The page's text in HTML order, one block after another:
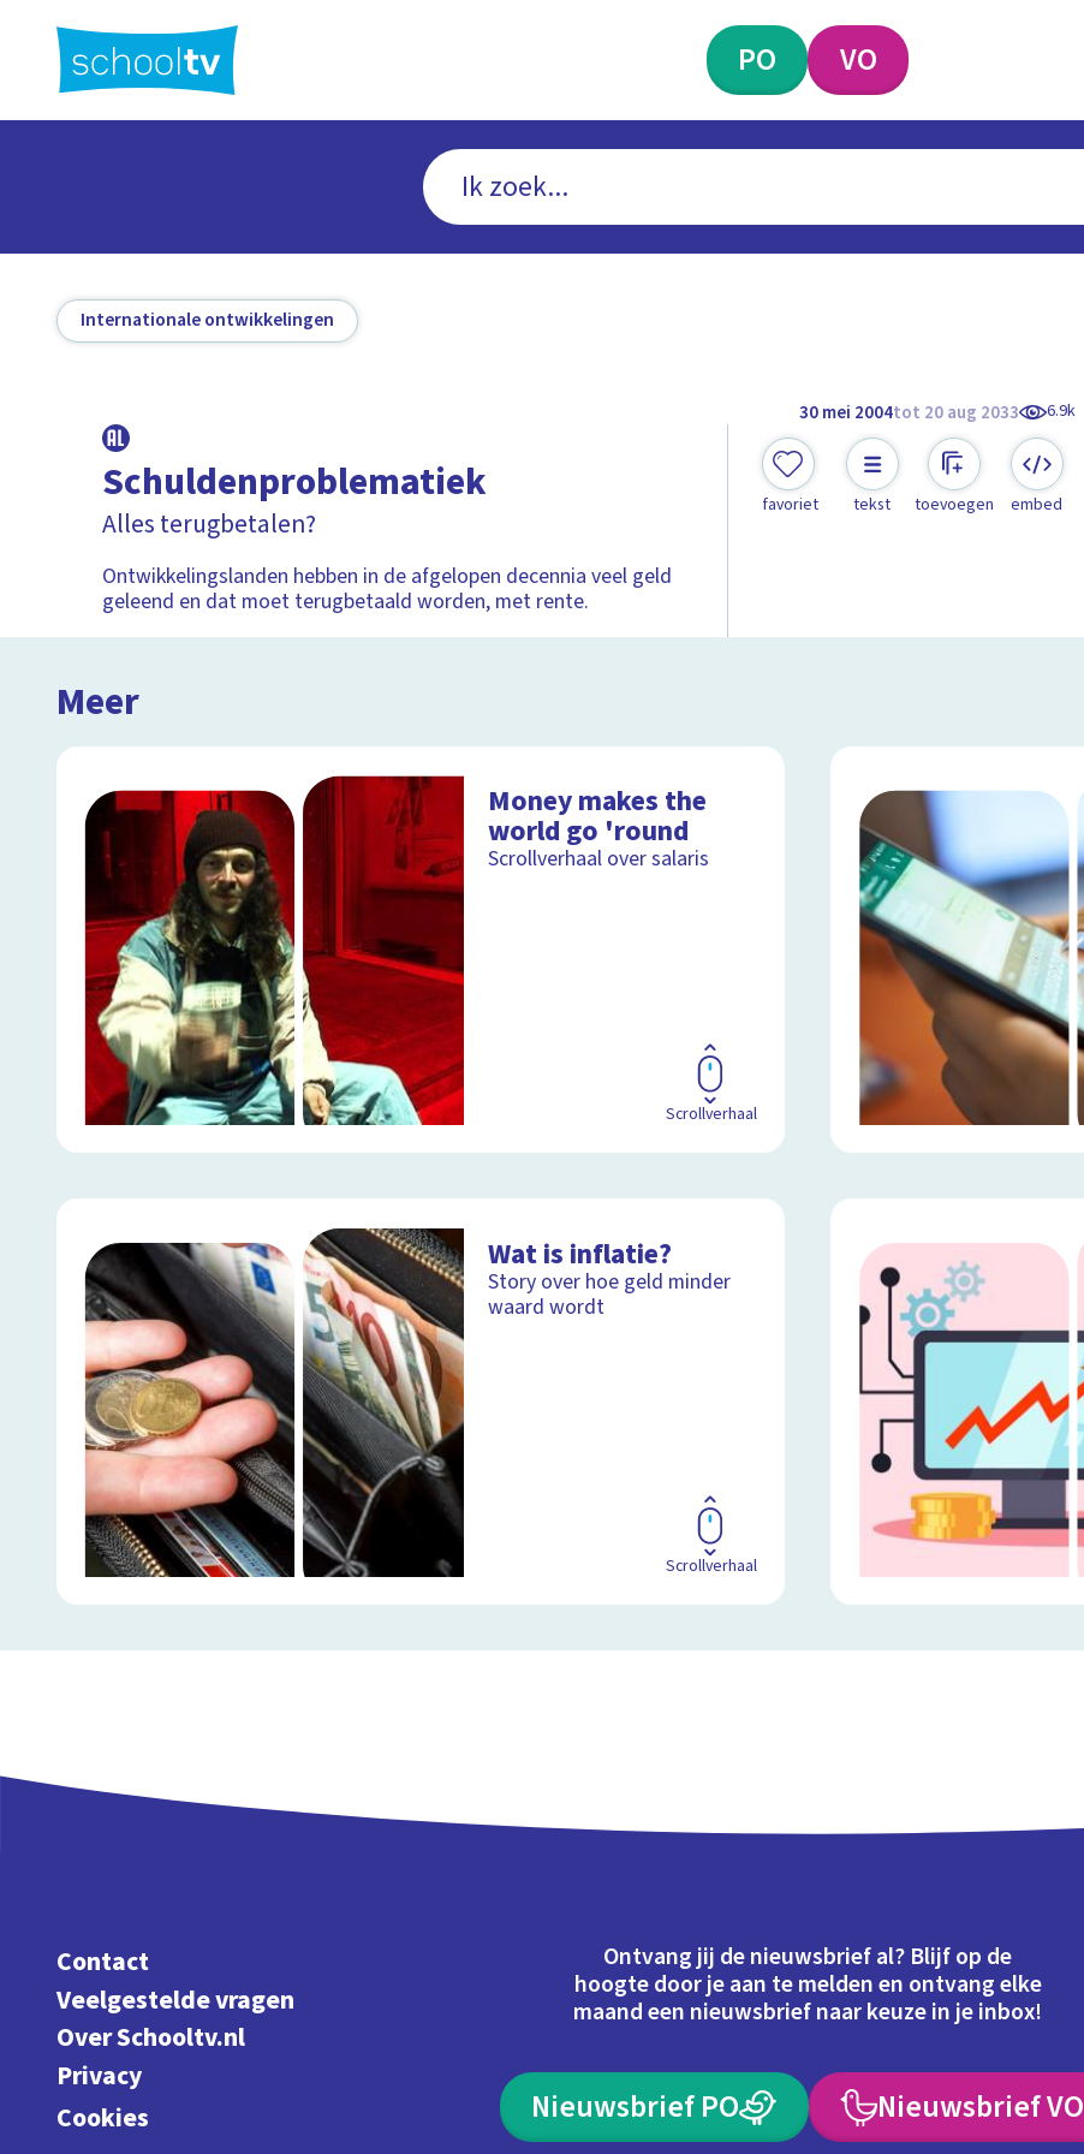
hoofdinhoud
PO VO
Internationale ontwikkelingen
30 mei 2004tot 20 aug 2033 6.9k
Schuldenproblematiek
Alles terugbetalen?
Ontwikkelingslanden hebben in de afgelopen decennia veel geld
geleend en dat moet terugbetaald worden, met rente.
favoriet tekst toevoegen embed
Meer
Money makes the
world go 'round
Scrollverhaal over salaris
Scrollverhaal
Wat is inflatie?
Story over hoe geld minder
waard wordt
Scrollverhaal
Contact
Veelgestelde vragen
Over Schooltv.nl
Privacy
Cookies
Ontvang jij de nieuwsbrief al? Blijf op de
hoogte door je aan te melden en ontvang elke
maand een nieuwsbrief naar keuze in je inbox!
Nieuwsbrief PO Nieuwsbrief VO